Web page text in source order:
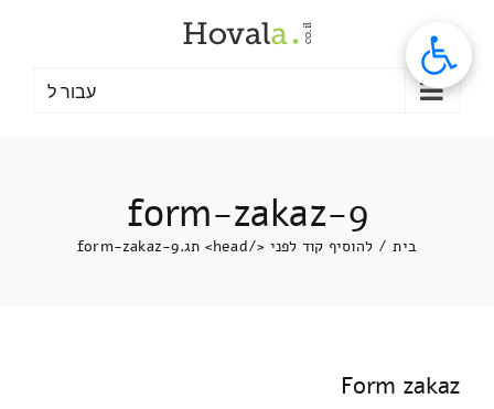
עבור ל
form-zakaz-9
בית / להוסיף קוד לפני </head> תג. form-zakaz-9
Form zakaz